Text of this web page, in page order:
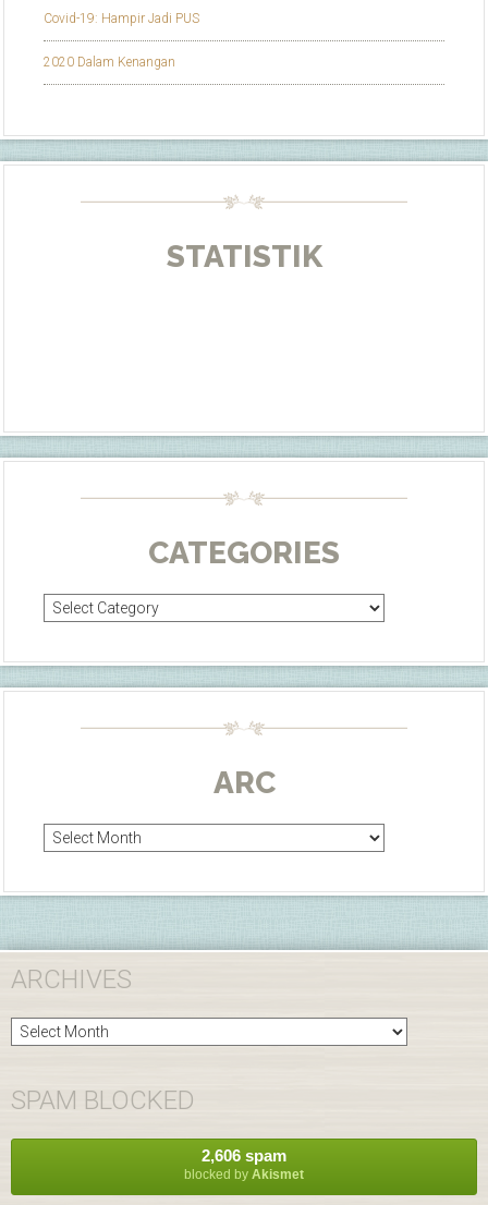
Covid-19: Hampir Jadi PUS
2020 Dalam Kenangan
STATISTIK
CATEGORIES
Categories
ARC
Arc
ARCHIVES
Archives
SPAM BLOCKED
2,606 spam
blocked by Akismet